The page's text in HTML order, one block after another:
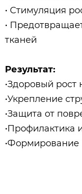
• Стимуляция
•
тканей
Результат:
•Здоровый рост
•Укрепление
•Защита от
•Профилактика
•Формирование